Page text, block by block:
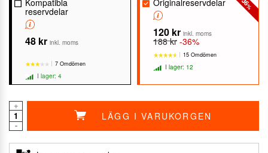
Kompatibla
reservdelar
48 kr inkl. moms
7 Omdömen
I lager: 4
%
Originalreservdelar
120 kr inkl. moms
188 kr -36%
★★★★★
★★★★★
15 Omdömen
I lager: 12
+
-
LÄGG I VARUKORGEN